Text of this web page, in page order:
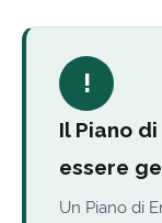
!
Il Piano
essere
Un Piano di